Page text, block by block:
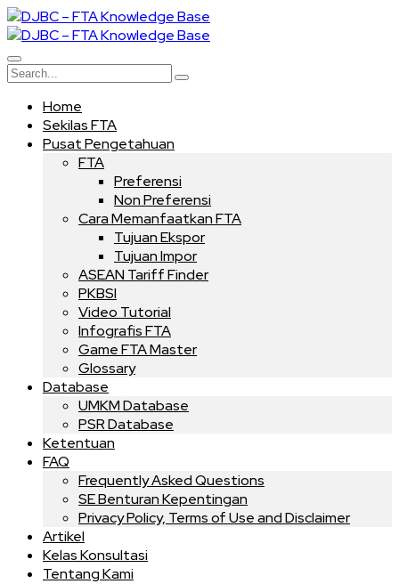
Home
Sekilas FTA
Pusat Pengetahuan
FTA
Preferensi
Non Preferensi
Cara Memanfaatkan FTA
Tujuan Ekspor
Tujuan Impor
ASEAN Tariff Finder
PKBSI
Video Tutorial
Infografis FTA
Game FTA Master
Glossary
Database
UMKM Database
PSR Database
Ketentuan
FAQ
Frequently Asked Questions
SE Benturan Kepentingan
Privacy Policy, Terms of Use and Disclaimer
Artikel
Kelas Konsultasi
Tentang Kami